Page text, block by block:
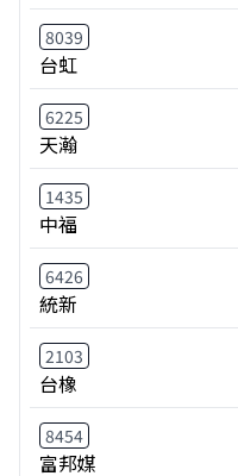
8039
台虹
6225
天瀚
1435
中福
6426
統新
2103
台橡
8454
富邦媒